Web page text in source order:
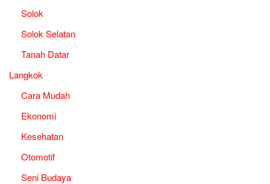
Solok
Solok Selatan
Tanah Datar
Langkok
Cara Mudah
Ekonomi
Kesehatan
Otomotif
Seni Budaya